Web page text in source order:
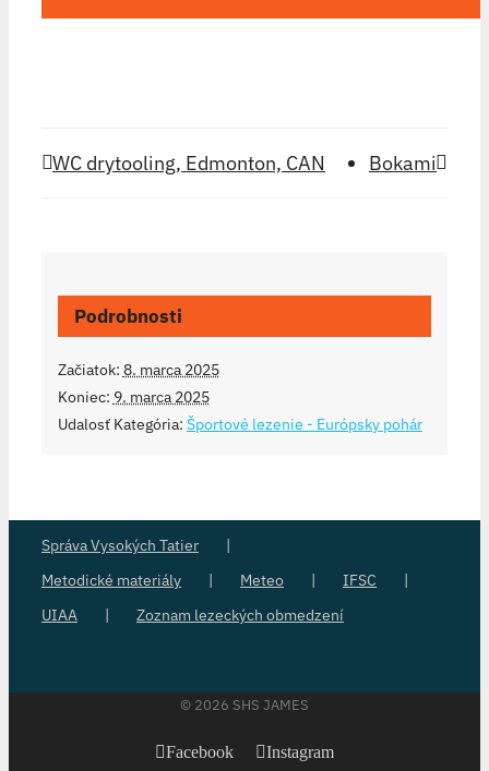
WC drytooling, Edmonton, CAN Bokami
Podrobnosti
Začiatok: 8. marca 2025
Koniec: 9. marca 2025
Udalosť Kategória: Športové lezenie - Európsky pohár
Správa Vysokých Tatier
Metodické materiály
Meteo
IFSC
UIAA
Zoznam lezeckých obmedzení
© 2026 SHS JAMES
Facebook Instagram